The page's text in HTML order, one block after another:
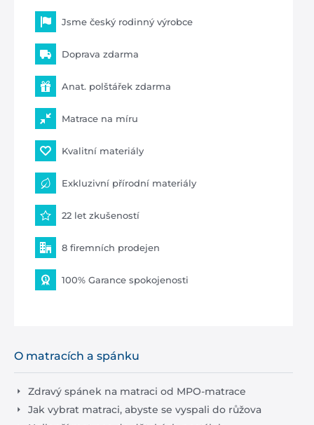
Jsme český rodinný výrobce
Doprava zdarma
Anat. polštářek zdarma
Matrace na míru
Kvalitní materiály
Exkluzivní přírodní materiály
22 let zkušeností
8 firemních prodejen
100% Garance spokojenosti
O matracích a spánku
Zdravý spánek na matraci od MPO-matrace
Jak vybrat matraci, abyste se vyspali do růžova